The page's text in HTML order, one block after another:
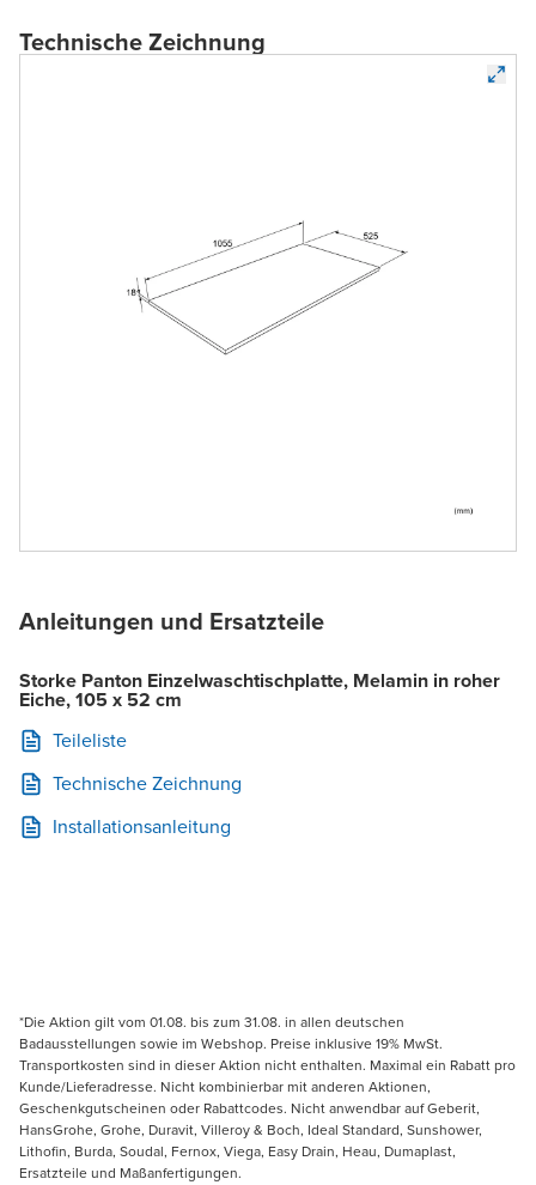
Technische Zeichnung
Anleitungen und Ersatzteile
Storke Panton Einzelwaschtischplatte, Melamin in roher
Eiche, 105 x 52 cm
Teileliste
Technische Zeichnung
Installationsanleitung
*Die Aktion gilt vom 01.08. bis zum 31.08. in allen deutschen
Badausstellungen sowie im Webshop. Preise inklusive 19% MwSt.
Transportkosten sind in dieser Aktion nicht enthalten. Maximal ein Rabatt pro
Kunde/Lieferadresse. Nicht kombinierbar mit anderen Aktionen,
Geschenkgutscheinen oder Rabattcodes. Nicht anwendbar auf Geberit,
HansGrohe, Grohe, Duravit, Villeroy & Boch, Ideal Standard, Sunshower,
Lithofin, Burda, Soudal, Fernox, Viega, Easy Drain, Heau, Dumaplast,
Ersatzteile und Maßanfertigungen.